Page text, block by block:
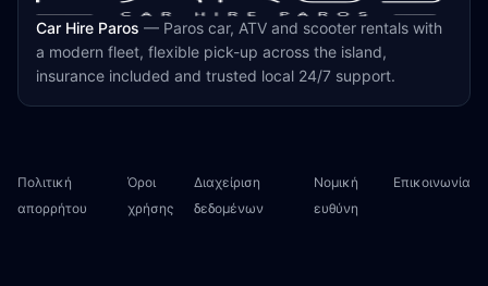
Car Hire Paros — Paros car, ATV and scooter rentals with
a modern fleet, flexible pick-up across the island,
insurance included and trusted local 24/7 support.
Πολιτική
απορρήτου
Όροι
χρήσης
Διαχείριση
δεδομένων
Νομική
ευθύνη
Επικοινωνία